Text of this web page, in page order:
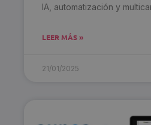
IA, automatización y
LEER MÁS »
21/01/2025